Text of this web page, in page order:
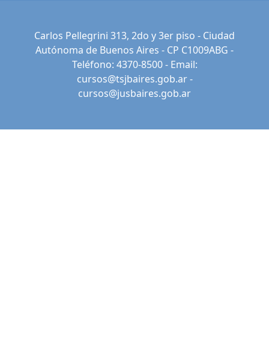
Carlos Pellegrini 313, 2do y 3er piso - Ciudad
Autónoma de Buenos Aires - CP C1009ABG -
Teléfono: 4370-8500 - Email:
cursos@tsjbaires.gob.ar-
cursos@jusbaires.gob.ar